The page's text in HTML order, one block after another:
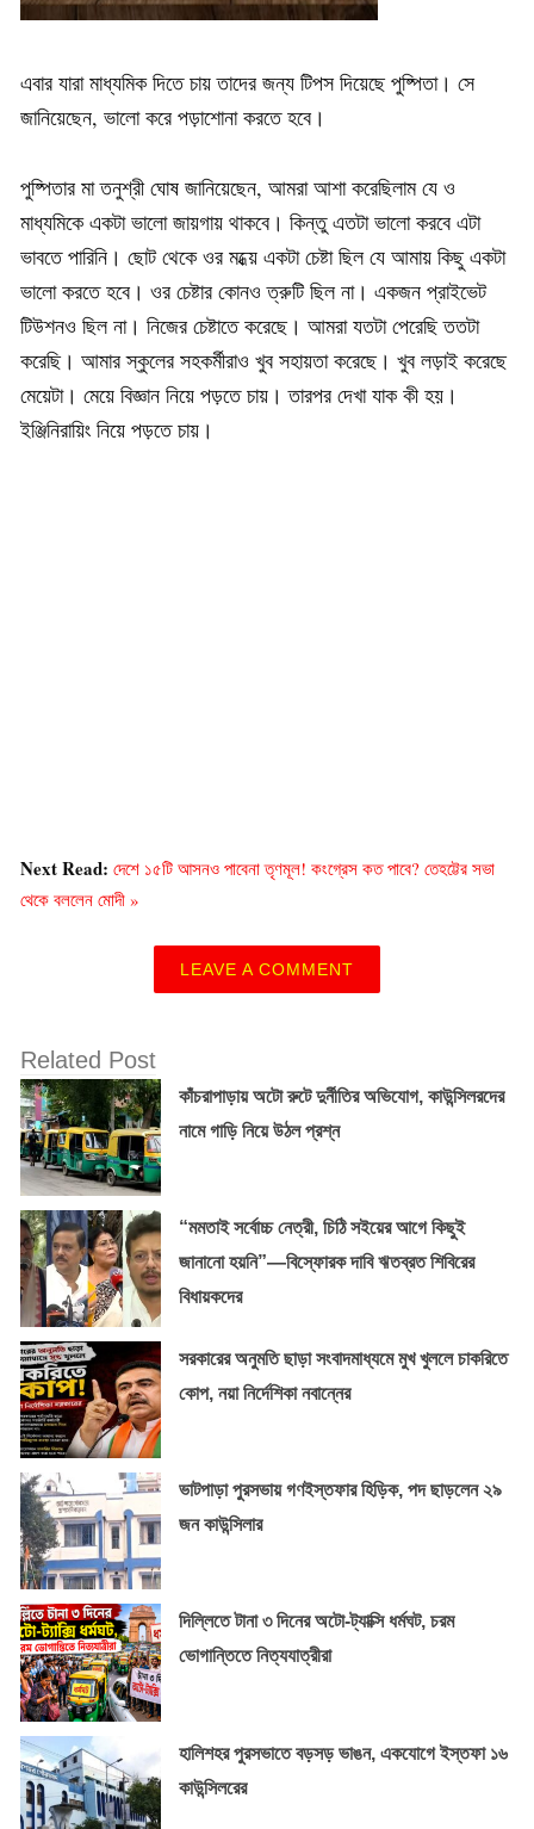
এবার যারা মাধ্যমিক দিতে চায় তাদের জন্য টিপস দিয়েছে পুষ্পিতা। সে
জানিয়েছেন, ভালো করে পড়াশোনা করতে হবে।
পুষ্পিতার মা তনুশ্রী ঘোষ জানিয়েছেন, আমরা আশা করেছিলাম যে ও
মাধ্যমিকে একটা ভালো জায়গায় থাকবে। কিন্তু এতটা ভালো করবে এটা
ভাবতে পারিনি। ছোট থেকে ওর মধ্য়ে একটা চেষ্টা ছিল যে আমায় কিছু একটা
ভালো করতে হবে। ওর চেষ্টার কোনও ত্রুটি ছিল না। একজন প্রাইভেট
টিউশনও ছিল না। নিজের চেষ্টাতে করেছে। আমরা যতটা পেরেছি ততটা
করেছি। আমার স্কুলের সহকর্মীরাও খুব সহায়তা করেছে। খুব লড়াই করেছে
মেয়েটা। মেয়ে বিজ্ঞান নিয়ে পড়তে চায়। তারপর দেখা যাক কী হয়।
ইঞ্জিনিরায়িং নিয়ে পড়তে চায়।
Next Read: দেশে ১৫টি আসনও পাবেনা তৃণমূল! কংগ্রেস কত পাবে? তেহট্টের সভা
থেকে বললেন মোদী »
LEAVE A COMMENT
Related Post
কাঁচরাপাড়ায় অটো রুটে দুর্নীতির অভিযোগ, কাউন্সিলরদের
নামে গাড়ি নিয়ে উঠল প্রশ্ন
“মমতাই সর্বোচ্চ নেত্রী, চিঠি সইয়ের আগে কিছুই
জানানো হয়নি”—বিস্ফোরক দাবি ঋতব্রত শিবিরের
বিধায়কদের
সরকারের অনুমতি ছাড়া সংবাদমাধ্যমে মুখ খুললে চাকরিতে
কোপ, নয়া নির্দেশিকা নবান্নের
ভাটপাড়া পুরসভায় গণইস্তফার হিড়িক, পদ ছাড়লেন ২৯
জন কাউন্সিলার
দিল্লিতে টানা ৩ দিনের অটো-ট্যাক্সি ধর্মঘট, চরম
ভোগান্তিতে নিত্যযাত্রীরা
হালিশহর পুরসভাতে বড়সড় ভাঙন, একযোগে ইস্তফা ১৬
কাউন্সিলরের